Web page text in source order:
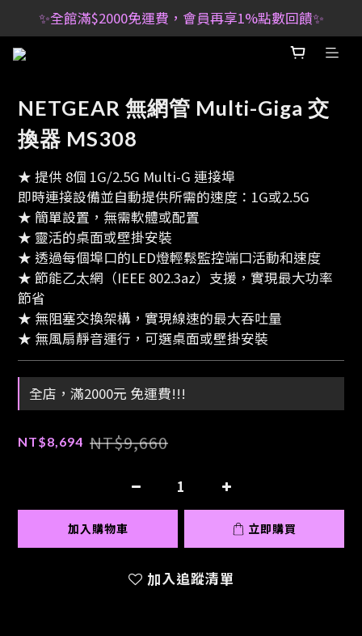
✨全館滿$2000免運費，會員再享1%點數回饋✨
NETGEAR 無網管 Multi-Giga 交
換器 MS308
★ 提供 8個 1G/2.5G Multi-G 連接埠
即時連接設備並自動提供所需的速度：1G或2.5G
★ 簡單設置，無需軟體或配置
★ 靈活的桌面或壁掛安裝
★ 透過每個埠口的LED燈輕鬆監控端口活動和速度
★ 節能乙太網（IEEE 802.3az）支援，實現最大功率
節省
★ 無阻塞交換架構，實現線速的最大吞吐量
★ 無風扇靜音運行，可選桌面或壁掛安裝
全店，滿2000元 免運費!!!
NT$8,694 NT$9,660
加入購物車 立即購買
加入追蹤清單